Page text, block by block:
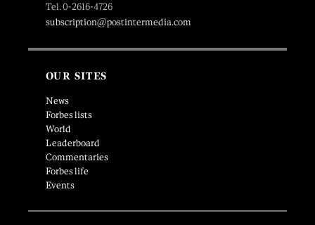
Tel. 0-2616-4726
subscription@postintermedia.com
OUR SITES
News
Forbes lists
World
Leaderboard
Commentaries
Forbes life
Events